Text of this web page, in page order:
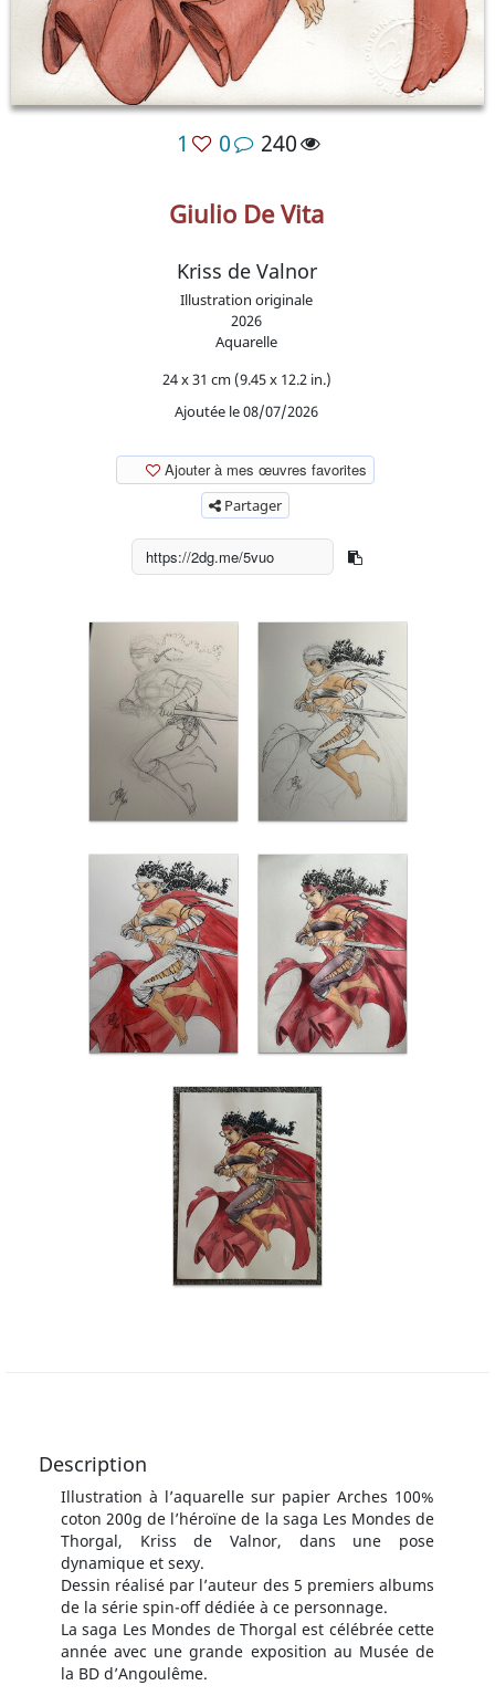
1 0 240
Giulio De Vita
Kriss de Valnor
Illustration originale
2026
Aquarelle
24 x 31 cm (9.45 x 12.2 in.)
Ajoutée le 08/07/2026
Ajouter à mes œuvres favorites
Partager
Description
Illustration à l’aquarelle sur papier Arches 100%
coton 200g de l’héroïne de la saga Les Mondes de
Thorgal, Kriss de Valnor, dans une pose
dynamique et sexy.
Dessin réalisé par l’auteur des 5 premiers albums
de la série spin-off dédiée à ce personnage.
La saga Les Mondes de Thorgal est célébrée cette
année avec une grande exposition au Musée de
la BD d’Angoulême.